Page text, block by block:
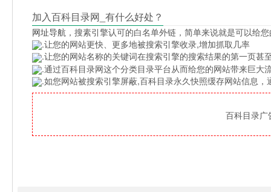
加入百科目录网_有什么好处？
网址导航 ，搜素引擎认可的白名单外链，简单来说就是可以给
.让您的网站更快、更多地被搜索引擎收录,增加抓取几率
.让您的网站名称的关键词在搜索引擎的搜索结果的第一页甚
.通过百科目录网这个分类目录平台从而给您的网站带来巨大
.如您网站被搜索引擎屏蔽,百科目录永久快照缓存网站信息
百科目录